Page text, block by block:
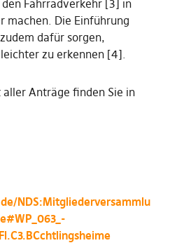
Fahrradverkehr [3] in
machen. Die Einführung
dafür sorgen,
zu erkennen [4].
Anträge finden Sie in
NDS:Mitgliederversammlu